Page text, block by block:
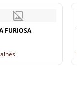
FURIOSA